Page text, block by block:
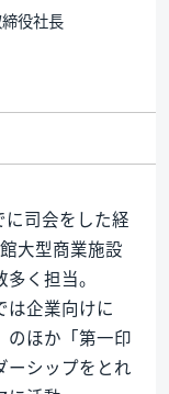
役社長
に司会をした経
大型商業施設
く担当。
は企業向けに
のほか「第一印
ーシップをとれ